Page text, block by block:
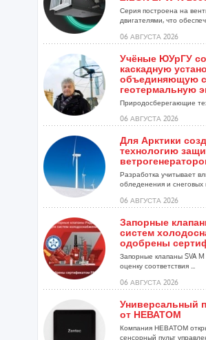
Серия построена на
двигателями, что
06 АВГУСТА 2026
Учёные ЮУрГУ
каскадную
объединяющую
геотермальную
Природосберегающие
06 АВГУСТА 2026
Для Арктики
технологию
Разработка учитывает
обледенения и снеговых
06 АВГУСТА 2026
Запорные
систем
одобрены
Запорные клапаны SVA
оценку соответствия ...
06 АВГУСТА 2026
Универсальный
от НЕВАТОМ
Компания НЕВАТОМ
сенсорный пульт